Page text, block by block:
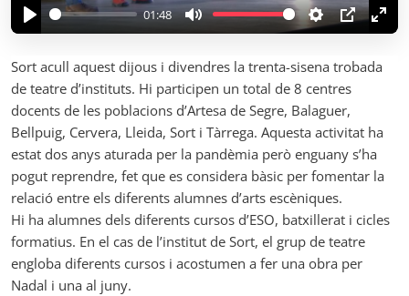
P
01:48
M
e
S
i
g
s
P
E
u
l
y
Sort acull aquest dijous i divendres la trenta-sisena trobada
de teatre d’instituts. Hi participen un total de 8 centres
docents de les poblacions d’Artesa de Segre, Balaguer,
Bellpuig, Cervera, Lleida, Sort i Tàrrega. Aquesta activitat ha
estat dos anys aturada per la pandèmia però enguany s’ha
pogut reprendre, fet que es considera bàsic per fomentar la
relació entre els diferents alumnes d’arts escèniques.
Hi ha alumnes dels diferents cursos d’ESO, batxillerat i cicles
formatius. En el cas de l’institut de Sort, el grup de teatre
engloba diferents cursos i acostumen a fer una obra per
Nadal i una al juny.